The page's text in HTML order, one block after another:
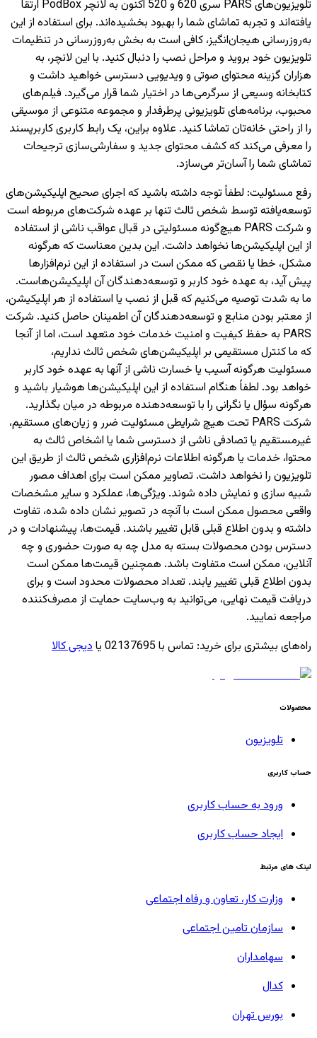
تلویزیون‌های PARS سری 620 و 520 اکنون به لانچر PodBox ارتقا
یافته‌اند و تجربه تماشای شما را بهبود بخشیده‌اند. برای استفاده از این
به‌روزرسانی هیجان‌انگیز، کافی است به بخش به‌روزرسانی در تنظیمات
تلویزیون خود بروید و مراحل نصب را دنبال کنید. با این لانچر، به
هزاران گزینه محتوای صوتی و ویدیویی دسترسی خواهید داشت و
کتابخانه وسیعی از سرگرمی‌ها در اختیار شما قرار می‌گیرد. فیلم‌های
محبوب، برنامه‌های تلویزیونی پرطرفدار و مجموعه متنوعی از موسیقی
را از راحتی خانه‌تان تماشا کنید. علاوه براین، یک رابط کاربری کاربرپسند
را معرفی می‌کند که کشف محتوای جدید و سفارشی‌سازی ترجیحات
تماشای شما را آسان‌تر می‌سازد.
رفع مسئولیت: لطفاً توجه داشته باشید که اجرای صحیح اپلیکیشن‌های
توسعه‌یافته توسط شخص ثالث تنها بر عهده شرکت‌های مربوطه است
و شرکت PARS هیچ‌گونه مسئولیتی در قبال عواقب ناشی از استفاده
از این اپلیکیشن‌ها نخواهد داشت. این بدین معناست که هرگونه
مشکل، خطا یا نقصی که ممکن است در استفاده از این نرم‌افزارها
پیش آید، به عهده خود کاربر و توسعه‌دهندگان آن اپلیکیشن‌هاست.
ما به شدت توصیه می‌کنیم که قبل از نصب یا استفاده از هر اپلیکیشن،
از معتبر بودن منابع و توسعه‌دهندگان آن اطمینان حاصل کنید. شرکت
PARS به حفظ کیفیت و امنیت خدمات خود متعهد است، اما از آنجا
که ما کنترل مستقیمی بر اپلیکیشن‌های شخص ثالث نداریم،
مسئولیت هرگونه آسیب یا خسارت ناشی از آنها به عهده خود کاربر
خواهد بود. لطفاً هنگام استفاده از این اپلیکیشن‌ها هوشیار باشید و
هرگونه سؤال یا نگرانی را با توسعه‌دهنده مربوطه در میان بگذارید.
شرکت PARS تحت هیچ شرایطی مسئولیت ضرر و زیان‌های مستقیم،
غیرمستقیم یا تصادفی ناشی از دسترسی شما یا اشخاص ثالث به
محتوا، خدمات یا هرگونه اطلاعات نرم‌افزاری شخص ثالث از طریق این
تلویزیون را نخواهد داشت. تصاویر ممکن است برای اهداف مصور
شبیه سازی و نمایش داده شوند. ویژگی‌ها، عملکرد و سایر مشخصات
واقعی محصول ممکن است با آنچه در تصویر نشان داده شده، تفاوت
داشته و بدون اطلاع قبلی قابل تغییر باشند. قیمت‌ها، پیشنهادات و در
دسترس بودن محصولات بسته به مدل چه به صورت حضوری و چه
آنلاین، ممکن است متفاوت باشد. همچنین قیمت‌ها ممکن است
بدون اطلاع قبلی تغییر یابند. تعداد محصولات محدود است و برای
دریافت قیمت نهایی، می‌توانید به وب‌سایت حمایت از مصرف‌کننده
مراجعه نمایید.
راه‌های بیشتری برای خرید: تماس با 02137695 یا دیجی کالا
محصولات
تلویزیون
حساب کاربری
ورود به حساب کاربری
ایجاد حساب کاربری
لینک های مرتبط
وزارت کار، تعاون و رفاه اجتماعی
سازمان تامین اجتماعی
سهامداران
کدال
بورس تهران